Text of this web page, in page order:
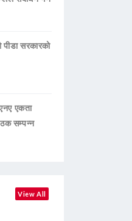
पीडा सरकारको
एकता
सम्पन्न
View All